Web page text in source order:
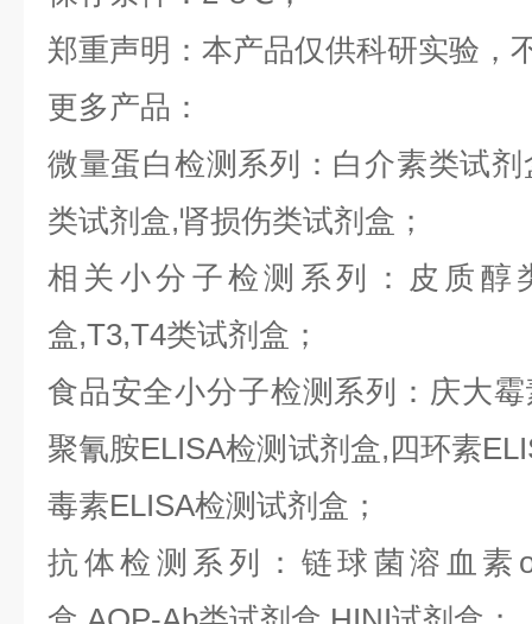
郑重声明：本产品仅供科研实验，
更多产品：
微量蛋白检测系列：白介素类试
类试剂盒,肾损伤类试剂盒；
相关小分子检测系列：皮质醇
盒,T3,T4类试剂盒；
食品安全小分子检测系列：庆大
聚氰胺ELISA检测试剂盒,四环素
毒素ELISA检测试剂盒；
抗体检测系列：链球菌溶血素